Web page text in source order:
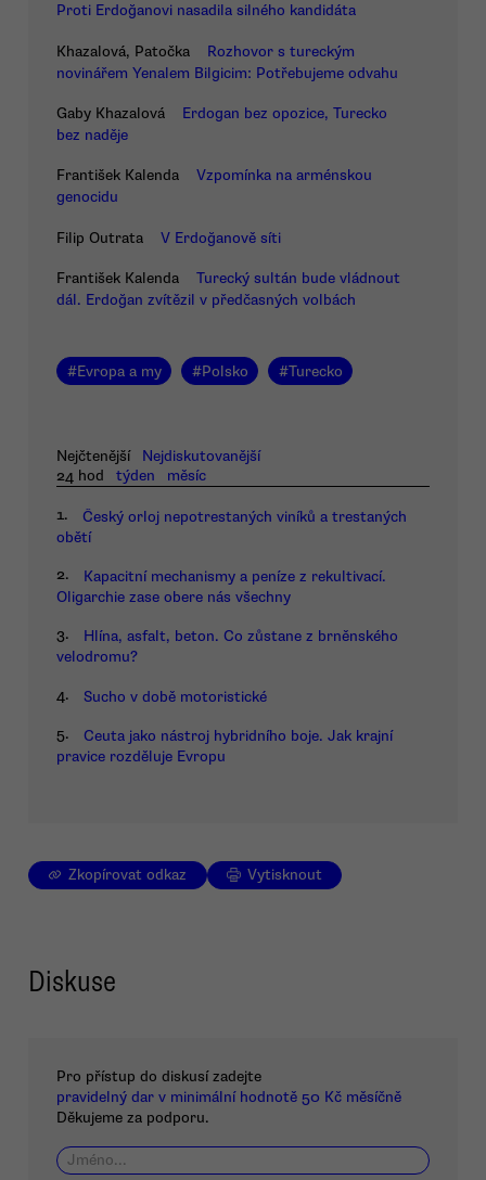
Proti Erdoğanovi nasadila silného kandidáta
Khazalová, Patočka
Rozhovor s tureckým
novinářem Yenalem Bilgicim: Potřebujeme odvahu
Gaby Khazalová
Erdogan bez opozice, Turecko
bez naděje
František Kalenda
Vzpomínka na arménskou
genocidu
Filip Outrata V Erdoğanově síti
František Kalenda
Turecký sultán bude vládnout
dál. Erdoğan zvítězil v předčasných volbách
#Evropa a my #Polsko #Turecko
Nejčtenější
Nejdiskutovanější
24 hod
týden měsíc
1.
Český orloj nepotrestaných viníků a trestaných
obětí
2.
Kapacitní mechanismy a peníze z rekultivací.
Oligarchie zase obere nás všechny
3.
Hlína, asfalt, beton. Co zůstane z brněnského
velodromu?
4. Sucho v době motoristické
5.
Ceuta jako nástroj hybridního boje. Jak krajní
pravice rozděluje Evropu
Zkopírovat odkaz Vytisknout
Diskuse
Pro přístup do diskusí zadejte
pravidelný dar v minimální hodnotě 50 Kč měsíčně
Děkujeme za podporu.